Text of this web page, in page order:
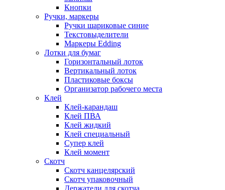
Кнопки
Ручки, маркеры
Ручки шариковые синие
Текстовыделители
Маркеры Edding
Лотки для бумаг
Горизонтальный лоток
Вертикальный лоток
Пластиковые боксы
Организатор рабочего места
Клей
Клей-карандаш
Клей ПВА
Клей жидкий
Клей специальный
Супер клей
Клей момент
Скотч
Скотч канцелярский
Скотч упаковочный
Держатели для скотча